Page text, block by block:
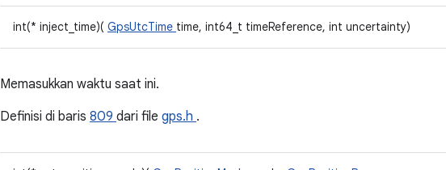
int(* inject_time)( GpsUtcTime time, int64_t timeReference, int uncertainty)
Memasukkan waktu saat ini.
Definisi di baris 809 dari file gps.h .